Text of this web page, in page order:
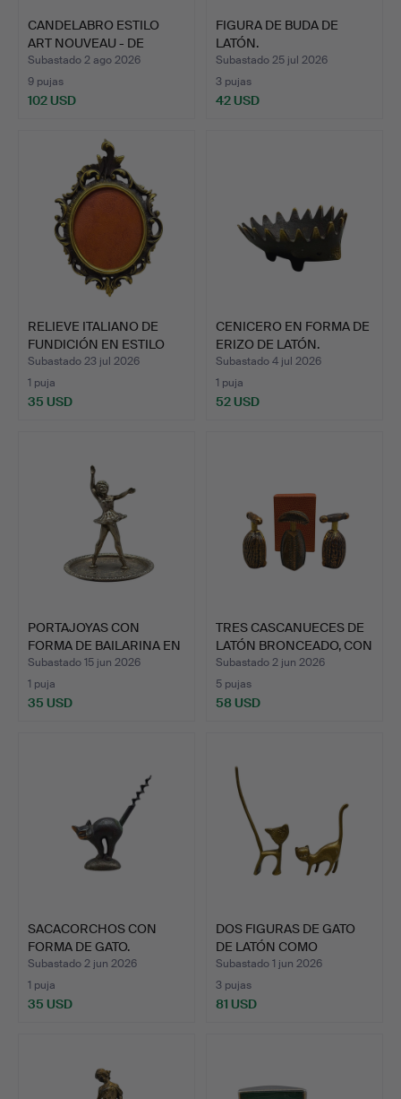
CANDELABRO ESTILO
ART NOUVEAU - DE
LATÓN C…
Subastado 2 ago 2026
9 pujas
102 USD
FIGURA DE BUDA DE
LATÓN.
Subastado 25 jul 2026
3 pujas
42 USD
RELIEVE ITALIANO DE
FUNDICIÓN EN ESTILO
BA…
Subastado 23 jul 2026
1 puja
35 USD
CENICERO EN FORMA DE
ERIZO DE LATÓN.
Subastado 4 jul 2026
1 puja
52 USD
PORTAJOYAS CON
FORMA DE BAILARINA EN
ESTAÑ…
Subastado 15 jun 2026
1 puja
35 USD
TRES CASCANUECES DE
LATÓN BRONCEADO, CON
D…
Subastado 2 jun 2026
5 pujas
58 USD
SACACORCHOS CON
FORMA DE GATO.
Subastado 2 jun 2026
1 puja
35 USD
DOS FIGURAS DE GATO
DE LATÓN COMO
PORTAANI…
Subastado 1 jun 2026
3 pujas
81 USD